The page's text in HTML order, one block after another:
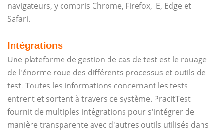
navigateurs, y compris Chrome, Firefox, IE, Edge et
Safari.
Intégrations
Une plateforme de gestion de cas de test est le rouage
de l'énorme roue des différents processus et outils de
test. Toutes les informations concernant les tests
entrent et sortent à travers ce système. PracitTest
fournit de multiples intégrations pour s'intégrer de
manière transparente avec d'autres outils utilisés dans